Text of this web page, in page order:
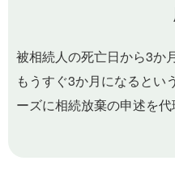
被相続人の死亡日から3か
もうすぐ3か月になるとい
ーズに相続放棄の申述を代